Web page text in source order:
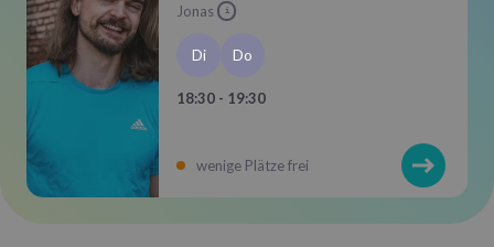
Jonas
i
Di Do
18:30 - 19:30
wenige Plätze frei